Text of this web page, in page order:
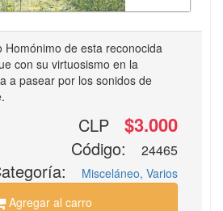
Homónimo de esta reconocida
con su virtuosismo en la
a pasear por los sonidos de
CLP $3.000
Código: 24465
Misceláneo, Varios
Agregar al carro